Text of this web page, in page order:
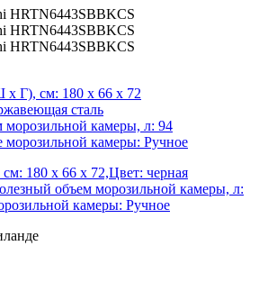
х Г), см: 180 х 66 х 72
сталь
камеры, л: 94
морозильной камеры: Ручное
180 х 66 х 72,Цвет: черная
объем морозильной камеры, л:
камеры: Ручное